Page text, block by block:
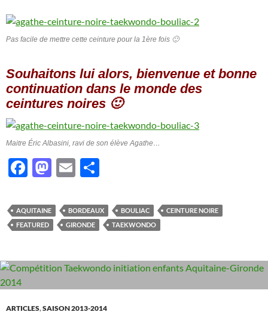
Pas facile de mettre cette ceinture pour la 1ère fois 🙂
Souhaitons lui alors, bienvenue et bonne
continuation dans le monde des
ceintures noires 🙂
Maitre Éric Albasini, ravi de son élève Agathe…
F
e
b
o
M
to
d
n
E
ail ta
g
AQUITAINE BORDEAUX BOULIAC
CEINTURE NOIRE
FEATURED
GIRONDE TAEKWONDO
ARTICLES,SAISON 2013-2014